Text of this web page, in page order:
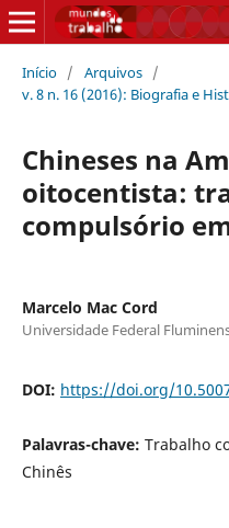
Início / Arquivos /
v. 8 n. 16 (2016): Biografia e
Chineses na
oitocentista:
compulsório
Marcelo Mac Cord
Universidade Federal
DOI: https://doi.org/
Palavras-chave: Trabalho
Chinês